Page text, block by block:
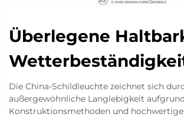
Überlegene
Die China-Schildleuchte zeichnet sich
außergewöhnliche Langlebigkeit
Konstruktionsmethoden und